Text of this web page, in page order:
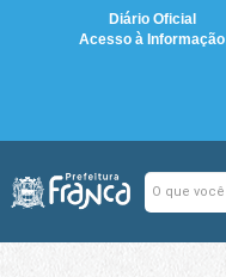
Diário Oficial
Acesso à Informação